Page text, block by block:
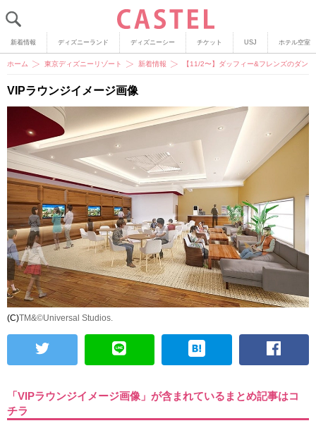
新着情報 ディズニーランド ディズニーシー チケット USJ ホテル空室
ホーム 東京ディズニーリゾート 新着情報 【11/2〜】ダッフィー&フレンズのダン
VIPラウンジイメージ画像
(C)TM&©Universal Studios.
「VIPラウンジイメージ画像」が含まれているまとめ記事はコ
チラ